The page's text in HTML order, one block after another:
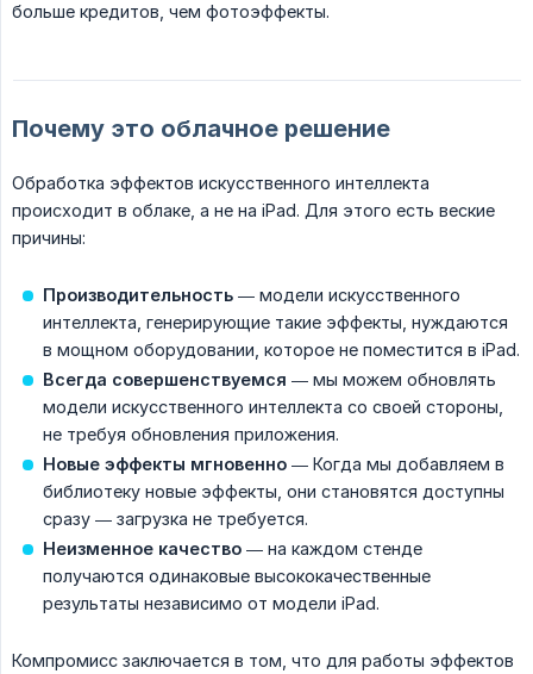
больше кредитов, чем фотоэффекты.
Почему это облачное решение
Обработка эффектов искусственного интеллекта
происходит в облаке, а не на iPad. Для этого есть веские
причины:
Производительность — модели искусственного
интеллекта, генерирующие такие эффекты, нуждаются
в мощном оборудовании, которое не поместится в iPad.
Всегда совершенствуемся — мы можем обновлять
модели искусственного интеллекта со своей стороны,
не требуя обновления приложения.
Новые эффекты мгновенно — Когда мы добавляем в
библиотеку новые эффекты, они становятся доступны
сразу — загрузка не требуется.
Неизменное качество — на каждом стенде
получаются одинаковые высококачественные
результаты независимо от модели iPad.
Компромисс заключается в том, что для работы эффектов